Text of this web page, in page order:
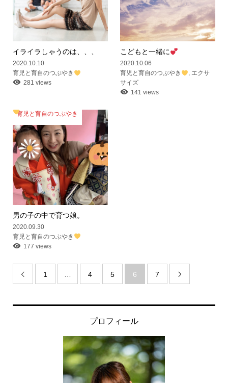
イライラしゃうのは、、、
2020.10.10
育児と育自のつぶやき
281 views
こどもと一緒に
2020.10.06
育児と育自のつぶやき
, エクサ
サイズ
141 views
育児と育自のつぶやき
男の子の中で育つ娘。
2020.09.30
育児と育自のつぶやき
177 views
 1 4 5 6 7 
プロフィール